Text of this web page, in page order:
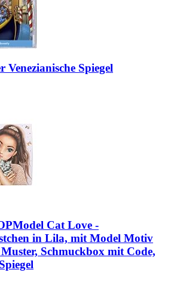
Venezianische Spiegel
Cat Love -
in Lila, mit Model Motiv
Schmuckbox mit Code,